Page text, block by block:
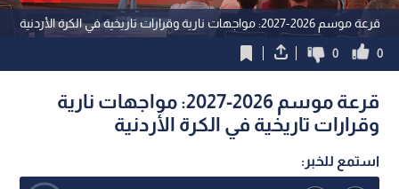
قرعة موسم 2026-2027: مواجهات نارية وقرارات تاريخية في الكرة الأردنية
0
0
قرعة موسم 2026-2027: مواجهات نارية
وقرارات تاريخية في الكرة الأردنية
استمع للخبر: